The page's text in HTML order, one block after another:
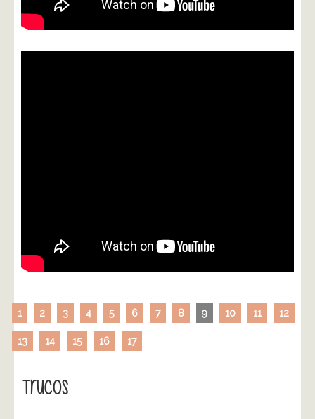
1 2 3 4 5 6 7 8 9 10 11 12
13 14 15 16 17
Trucos